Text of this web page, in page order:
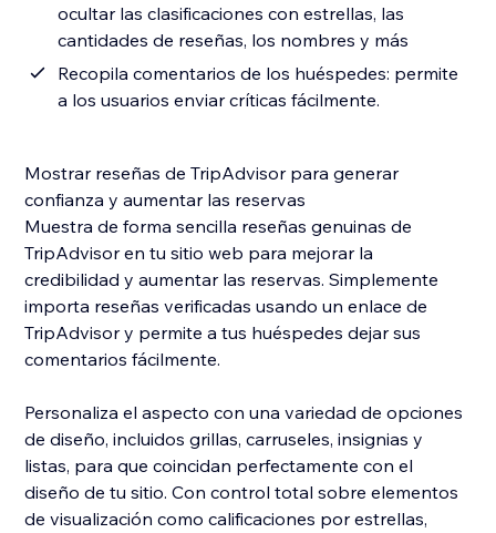
ocultar las clasificaciones con estrellas, las
cantidades de reseñas, los nombres y más
Recopila comentarios de los huéspedes: permite
a los usuarios enviar críticas fácilmente.
Mostrar reseñas de TripAdvisor para generar
confianza y aumentar las reservas
Muestra de forma sencilla reseñas genuinas de
TripAdvisor en tu sitio web para mejorar la
credibilidad y aumentar las reservas. Simplemente
importa reseñas verificadas usando un enlace de
TripAdvisor y permite a tus huéspedes dejar sus
comentarios fácilmente.
Personaliza el aspecto con una variedad de opciones
de diseño, incluidos grillas, carruseles, insignias y
listas, para que coincidan perfectamente con el
diseño de tu sitio. Con control total sobre elementos
de visualización como calificaciones por estrellas,